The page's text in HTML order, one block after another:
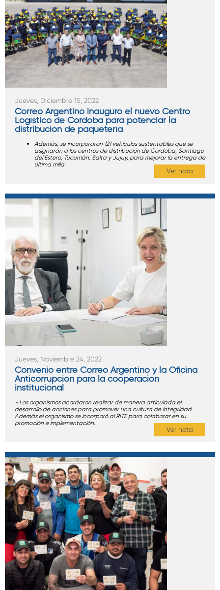
Jueves, Diciembre 15, 2022
Correo Argentino inauguró el nuevo Centro
Logístico de Córdoba para potenciar la
distribución de paquetería
Además, se incorporaron 121 vehículos sustentables que se
asignarán a los centros de distribución de Córdoba, Santiago
del Estero, Tucumán, Salta y Jujuy, para mejorar la entrega de
última milla.
Ver nota
Jueves, Noviembre 24, 2022
Convenio entre Correo Argentino y la Oficina
Anticorrupción para la cooperación
institucional
- Los organismos acordaron realizar de manera articulada el
desarrollo de acciones para promover una cultura de integridad.
Además el organismo se incorporó al RITE para colaborar en su
promoción e implementación.
Ver nota